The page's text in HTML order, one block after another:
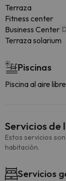
Terraza
Fitness center
Business Center
Terraza solarium
Piscinas
Piscina al aire
Servicios de
Estos servicios
habitación.
Servicios